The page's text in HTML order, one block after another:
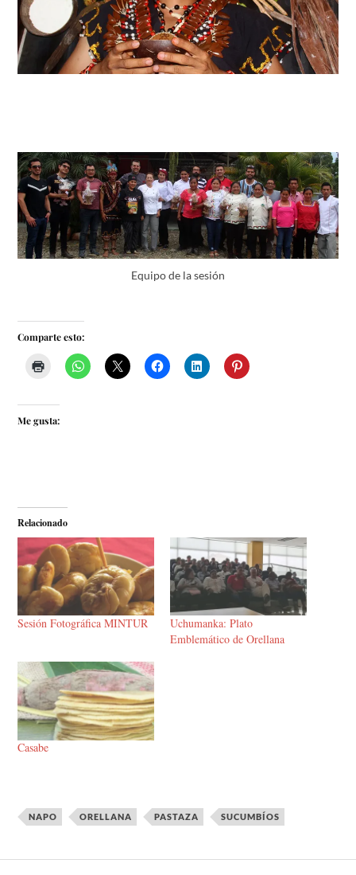
Equipo de la sesión
Comparte esto:
Me gusta:
Relacionado
Sesión Fotográfica MINTUR
Uchumanka: Plato
Emblemático de Orellana
Casabe
NAPO ORELLANA PASTAZA SUCUMBÍOS